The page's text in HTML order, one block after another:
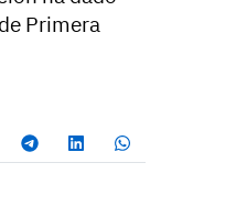
Primera